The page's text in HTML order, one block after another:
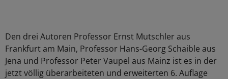
Den drei Autoren Professor Ernst Mutschler aus
Frankfurt am Main, Professor Hans-Georg Schaible aus
Jena und Professor Peter Vaupel aus Mainz ist es in der
jetzt völlig überarbeiteten und erweiterten 6. Auflage